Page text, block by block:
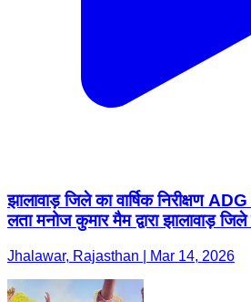
झालावाड़ जिले का वार्षिक निरीक्षण
लता मनोज कुमार मैम द्वारा झालावाड़ जिले
Jhalawar, Rajasthan | Mar 14, 2026